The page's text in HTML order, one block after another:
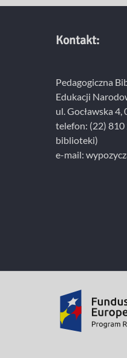
Kontakt:
Pedagogiczna
Edukacji
ul. Gocławska
telefon: (22) 810
biblioteki)
e-mail: